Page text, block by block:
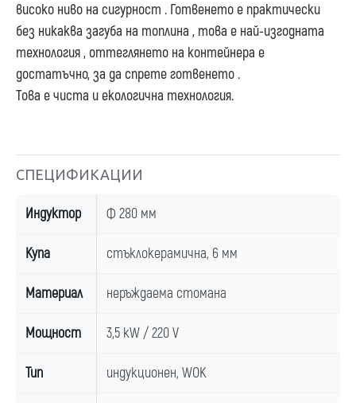
високо ниво на сигурност . Готвенето е практически
без никаква загуба на топлина , това е най-изгодната
технология , оттеглянето на контейнера е
достатъчно, за да спрете готвенето .
Това е чиста и екологична технология.
СПЕЦИФИКАЦИИ
Индуктор Ф 280 мм
Купа стъклокерамична, 6 мм
Материал неръждаема стомана
Мощност 3,5 kW / 220 V
Тип индукционен, WOK